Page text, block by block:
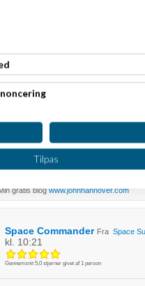
At gøre opmærksom på at
være svært og at lægge en
nethandel. At vi alle lettere
fordi det bliver
net-sælgere - kun måske en
lukker masser af butikker
returret preference synes jeg.
produktets berettigelse - retur
John H
stærke Ivæksætterbøger - e-bøger/
gratis blog www.johnhannover.com
Space Commander Fra Space
kl. 10:21
Gennemsnit 5,0stjerner givet af 1person
Tilpas